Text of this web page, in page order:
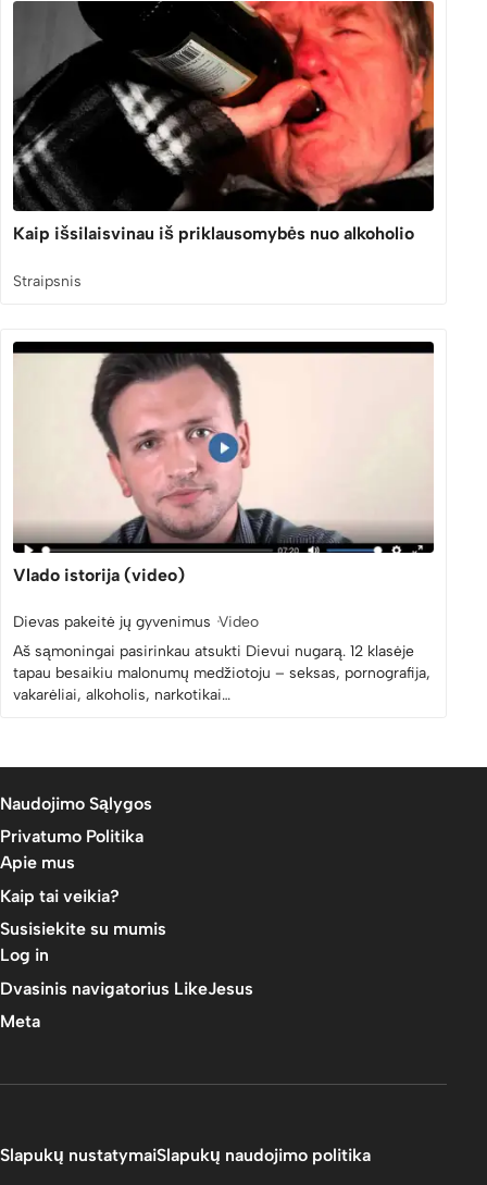
Kaip išsilaisvinau iš priklausomybės nuo alkoholio
Straipsnis
Vlado istorija (video)
Dievas pakeitė jų gyvenimus Video
Aš sąmoningai pasirinkau atsukti Dievui nugarą. 12 klasėje
tapau besaikiu malonumų medžiotoju – seksas, pornografija,
vakarėliai, alkoholis, narkotikai…
Naudojimo Sąlygos
Privatumo Politika
Apie mus
Kaip tai veikia?
Susisiekite su mumis
Log in
Dvasinis navigatorius LikeJesus
Meta
Slapukų nustatymaiSlapukų naudojimo politika